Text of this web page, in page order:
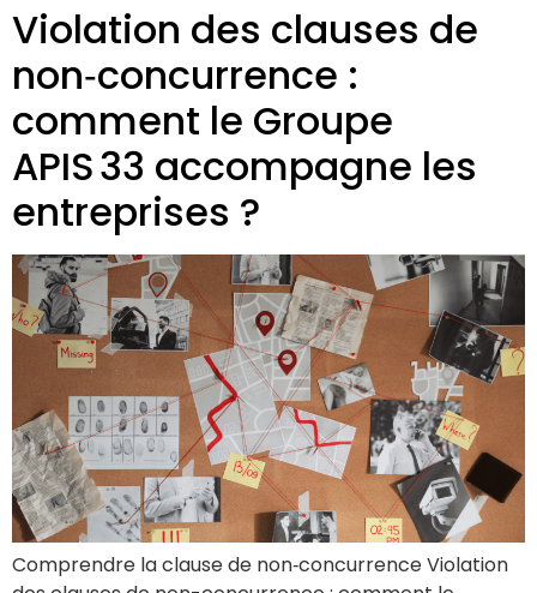
Violation des clauses de
non‑concurrence :
comment le Groupe
APIS 33 accompagne les
entreprises ?
Comprendre la clause de non‑concurrence Violation